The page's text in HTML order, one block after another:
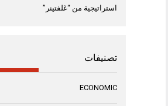
استراتيجية من “غلفتينر”
تصنيفات
ECONOMIC